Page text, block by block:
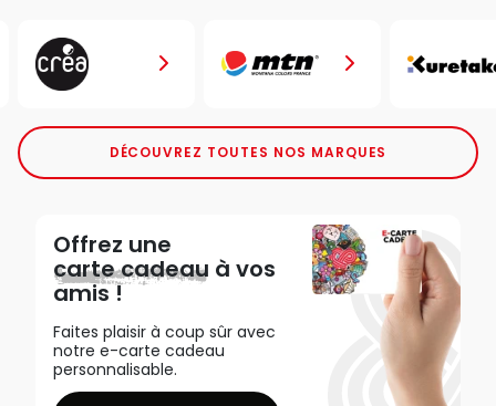
DÉCOUVREZ TOUTES NOS MARQUES
Offrez une
carte cadeau à vos
amis !
Faites plaisir à coup sûr avec
notre e-carte cadeau
personnalisable.